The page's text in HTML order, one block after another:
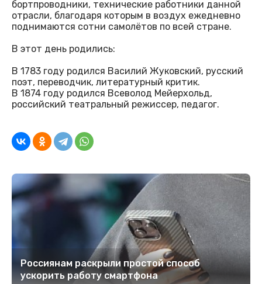
бортпроводники, технические работники данной
отрасли, благодаря которым в воздух ежедневно
поднимаются сотни самолётов по всей стране.
В этот день родились:
В 1783 году родился Василий Жуковский, русский
поэт, переводчик, литературный критик.
В 1874 году родился Всеволод Мейерхольд,
российский театральный режиссер, педагог.
Россиянам раскрыли простой способ
ускорить работу смартфона